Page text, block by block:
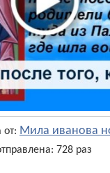
от: Мила иванова
728 раз